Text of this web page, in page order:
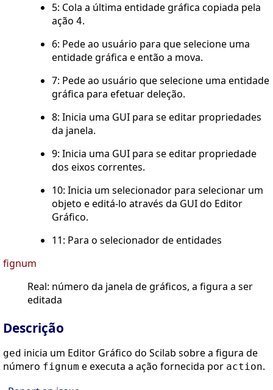
5: Cola a última entidade gráfica copiada pela
ação 4.
6: Pede ao usuário para que selecione uma
entidade gráfica e então a mova.
7: Pede ao usuário que selecione uma entidade
gráfica para efetuar deleção.
8: Inicia uma GUI para se editar propriedades
da janela.
9: Inicia uma GUI para se editar propriedade
dos eixos correntes.
10: Inicia um selecionador para selecionar um
objeto e editá-lo através da GUI do Editor
Gráfico.
11: Para o selecionador de entidades
fignum
Real: número da janela de gráficos, a figura a ser
editada
Descrição
ged inicia um Editor Gráfico do Scilab sobre a figura de
número fignum e executa a ação fornecida por action.